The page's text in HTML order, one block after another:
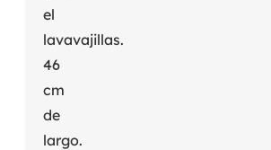
el
lavavajillas.
46
cm
de
largo.